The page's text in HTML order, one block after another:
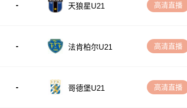
- 天狼星U21 高清直播
- 法肯柏尔U21 高清直播
- 哥德堡U21 高清直播